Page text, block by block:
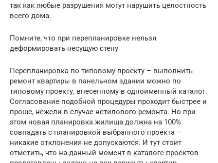
так как любые разрушения могут нарушить целостность
всего дома.
Помните, что при перепланировке нельзя
деформировать несущую стену
Перепланировка по типовому проекту – выполнить
ремонт квартиры в панельном здании можно по
типовому проекту, внесенному в одноименный каталог.
Согласование подобной процедуры проходит быстрее и
проще, нежели в случае нетипового ремонта. Но при
этом новая планировка жилища должна на 100%
совпадать с планировкой выбранного проекта –
никакие отклонения не допускаются. И тут стоит
отметить, что на данный момент в каталоге проектов